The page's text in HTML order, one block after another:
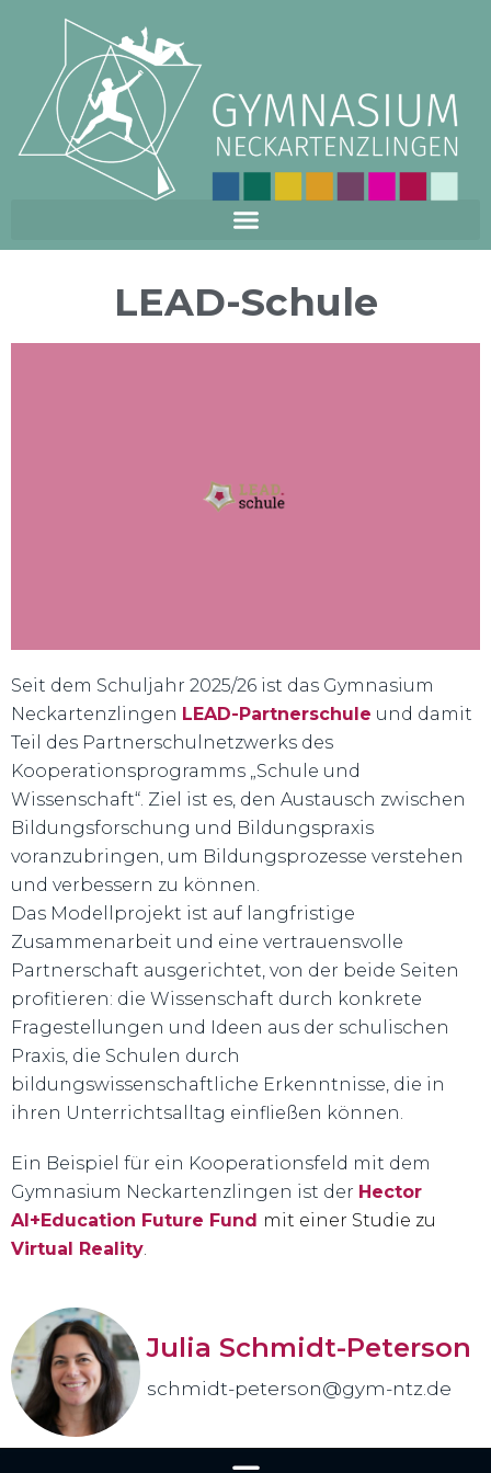
LEAD-Schule
praxisnah und in direkter Zusammenarbeit mit Schulen.
Seit dem Schuljahr 2025/26 ist das Gymnasium
Neckartenzlingen LEAD-Partnerschule und damit
Teil des Partnerschulnetzwerks des
Kooperationsprogramms „Schule und
Wissenschaft“. Ziel ist es, den Austausch zwischen
Bildungsforschung und Bildungspraxis
voranzubringen, um Bildungsprozesse verstehen
und verbessern zu können.
Das Modellprojekt ist auf langfristige
Zusammenarbeit und eine vertrauensvolle
Partnerschaft ausgerichtet, von der beide Seiten
profitieren: die Wissenschaft durch konkrete
Fragestellungen und Ideen aus der schulischen
Praxis, die Schulen durch
bildungswissenschaftliche Erkenntnisse, die in
ihren Unterrichtsalltag einfließen können.
Ein Beispiel für ein Kooperationsfeld mit dem
Gymnasium Neckartenzlingen ist der Hector
AI+Education Future Fund mit einer Studie zu
Virtual Reality
Julia Schmidt-Peterson
schmidt-peterson@gym-ntz.de